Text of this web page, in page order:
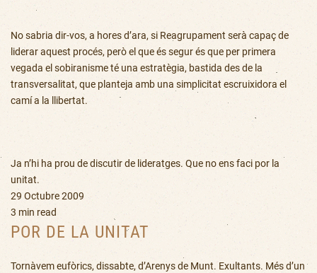
No sabria dir-vos, a hores d’ara, si Reagrupament serà capaç de
liderar aquest procés, però el que és segur és que per primera
vegada el sobiranisme té una estratègia, bastida des de la
transversalitat, que planteja amb una simplicitat escruixidora el
camí a la llibertat.
Ja n’hi ha prou de discutir de lideratges. Que no ens faci por la
unitat.
29 Octubre 2009
3 min read
POR DE LA UNITAT
Tornàvem eufòrics, dissabte, d’Arenys de Munt. Exultants. Més d’un